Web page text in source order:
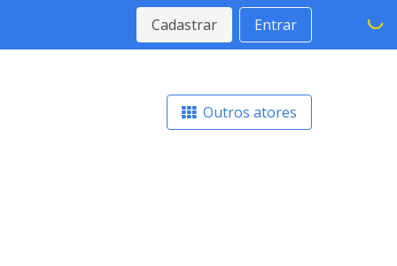
Cadastrar Entrar
Outros atores